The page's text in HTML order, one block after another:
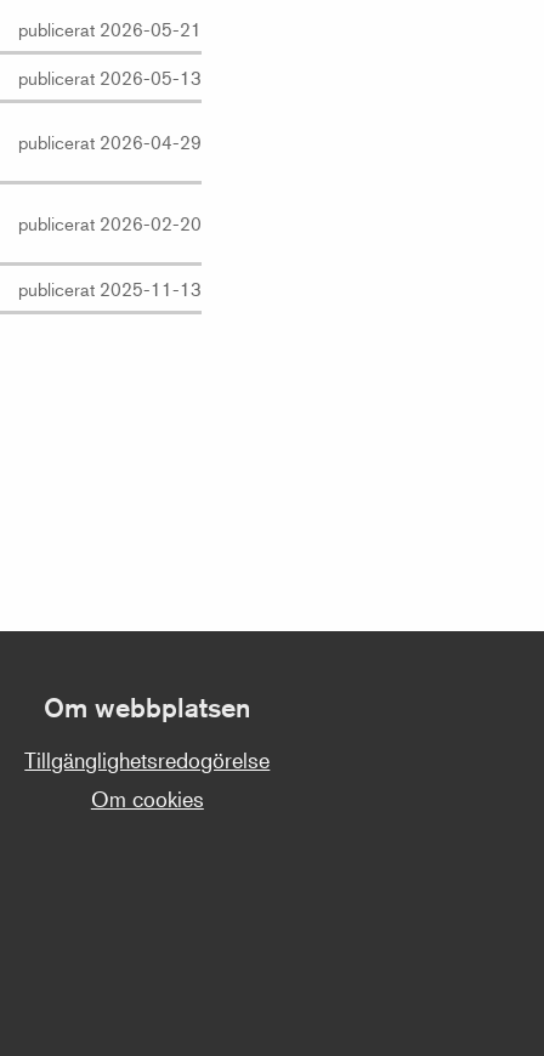
publicerat 2026-05-21
publicerat 2026-05-13
publicerat 2026-04-29
publicerat 2026-02-20
publicerat 2025-11-13
Om webbplatsen
Tillgänglighetsredogörelse
Om cookies